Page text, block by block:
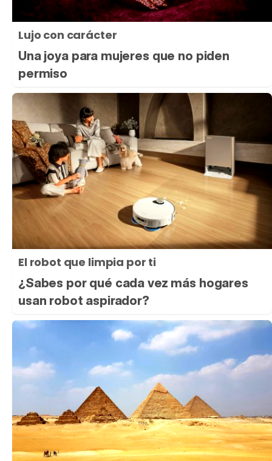
Lujo con carácter
Una joya para mujeres que no piden
permiso
El robot que limpia por ti
¿Sabes por qué cada vez más hogares
usan robot aspirador?